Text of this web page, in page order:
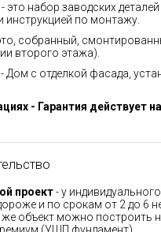
- это набор заводских
инструкцией по монтажу.
собранный,
второго этажа).
- Дом с отделкой фасада,
- Гарантия действует
проект- у
и по срокам от 2 до 6
же объект можно построить
(УШП фундамент).